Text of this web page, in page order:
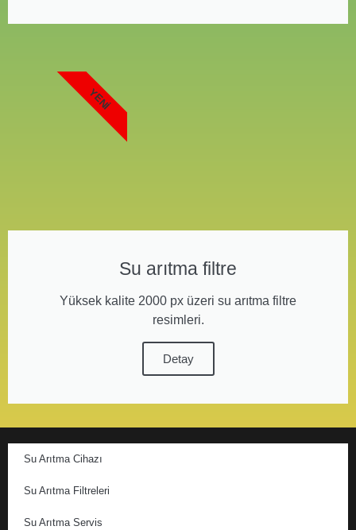
Su arıtma filtre
Yüksek kalite 2000 px üzeri su arıtma filtre
resimleri.
Detay
YENI
Su Arıtma Cihazı
Su Arıtma Filtreleri
Su Arıtma Servis